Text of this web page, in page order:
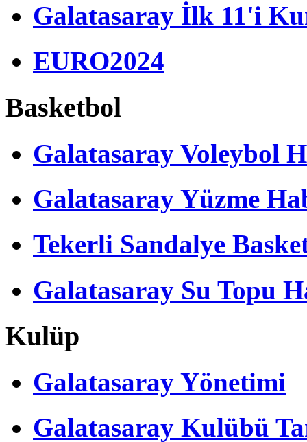
Galatasaray İlk 11'i
EURO2024
Basketbol
Galatasaray Voleybol
Galatasaray Yüzme
Tekerli Sandalye
Galatasaray Su Topu
Kulüp
Galatasaray Yönetimi
Galatasaray Kulübü